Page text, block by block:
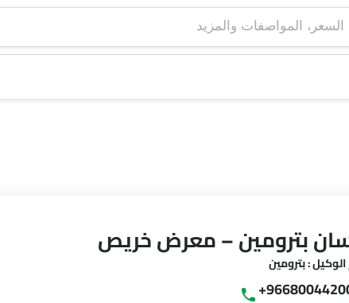
بترومين – معرض خريص
: بترومين